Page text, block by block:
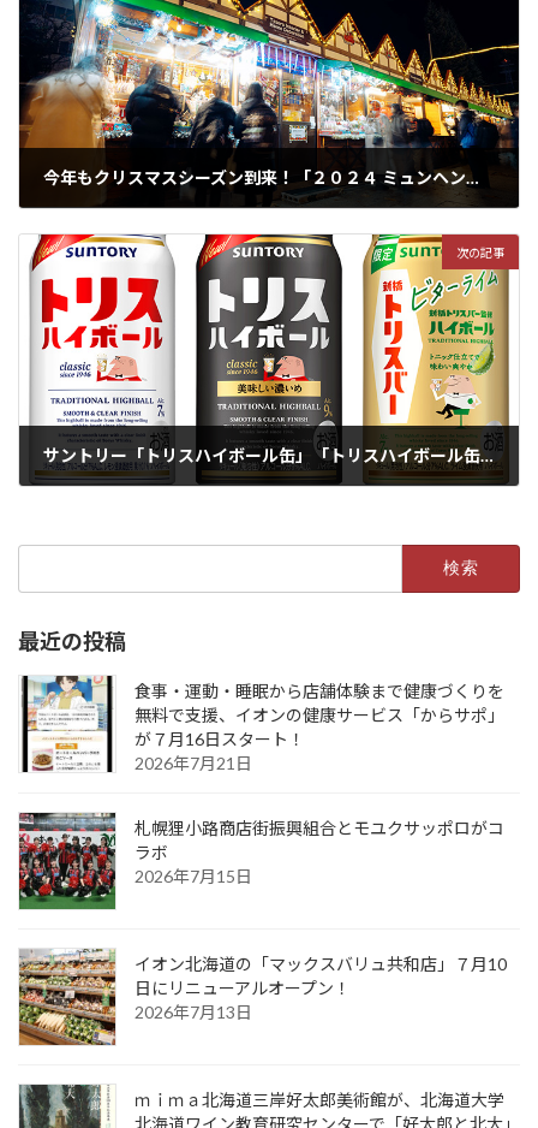
今年もクリスマスシーズン到来！「２０２４ ミュンヘン・クリスマス市 ｉｎ Ｓａｐｐｏｒｏ」11月22日から大通公園で開催！
次の記事
サントリー「トリスハイボール缶」「トリスハイボール缶〈美味しい濃いめ〉」がリニューアル
最近の投稿
食事・運動・睡眠から店舗体験まで健康づくりを
無料で支援、イオンの健康サービス「からサポ」
が７月16日スタート！
2026年7月21日
札幌狸小路商店街振興組合とモユクサッポロがコ
ラボ
2026年7月15日
イオン北海道の「マックスバリュ共和店」７月10
日にリニューアルオープン！
2026年7月13日
ｍｉｍａ北海道三岸好太郎美術館が、北海道大学